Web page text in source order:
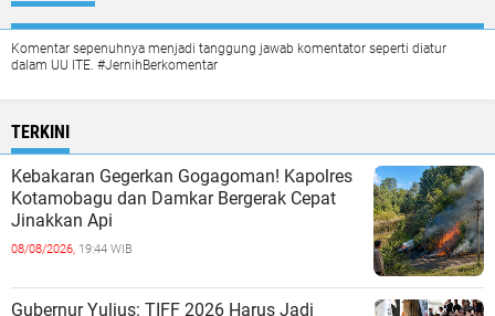
Komentar sepenuhnya menjadi tanggung jawab komentator seperti diatur
dalam UU ITE. #JernihBerkomentar
TERKINI
Kebakaran Gegerkan Gogagoman! Kapolres
Kotamobagu dan Damkar Bergerak Cepat
Jinakkan Api
08/08/2026, 19:44 WIB
Gubernur Yulius: TIFF 2026 Harus Jadi